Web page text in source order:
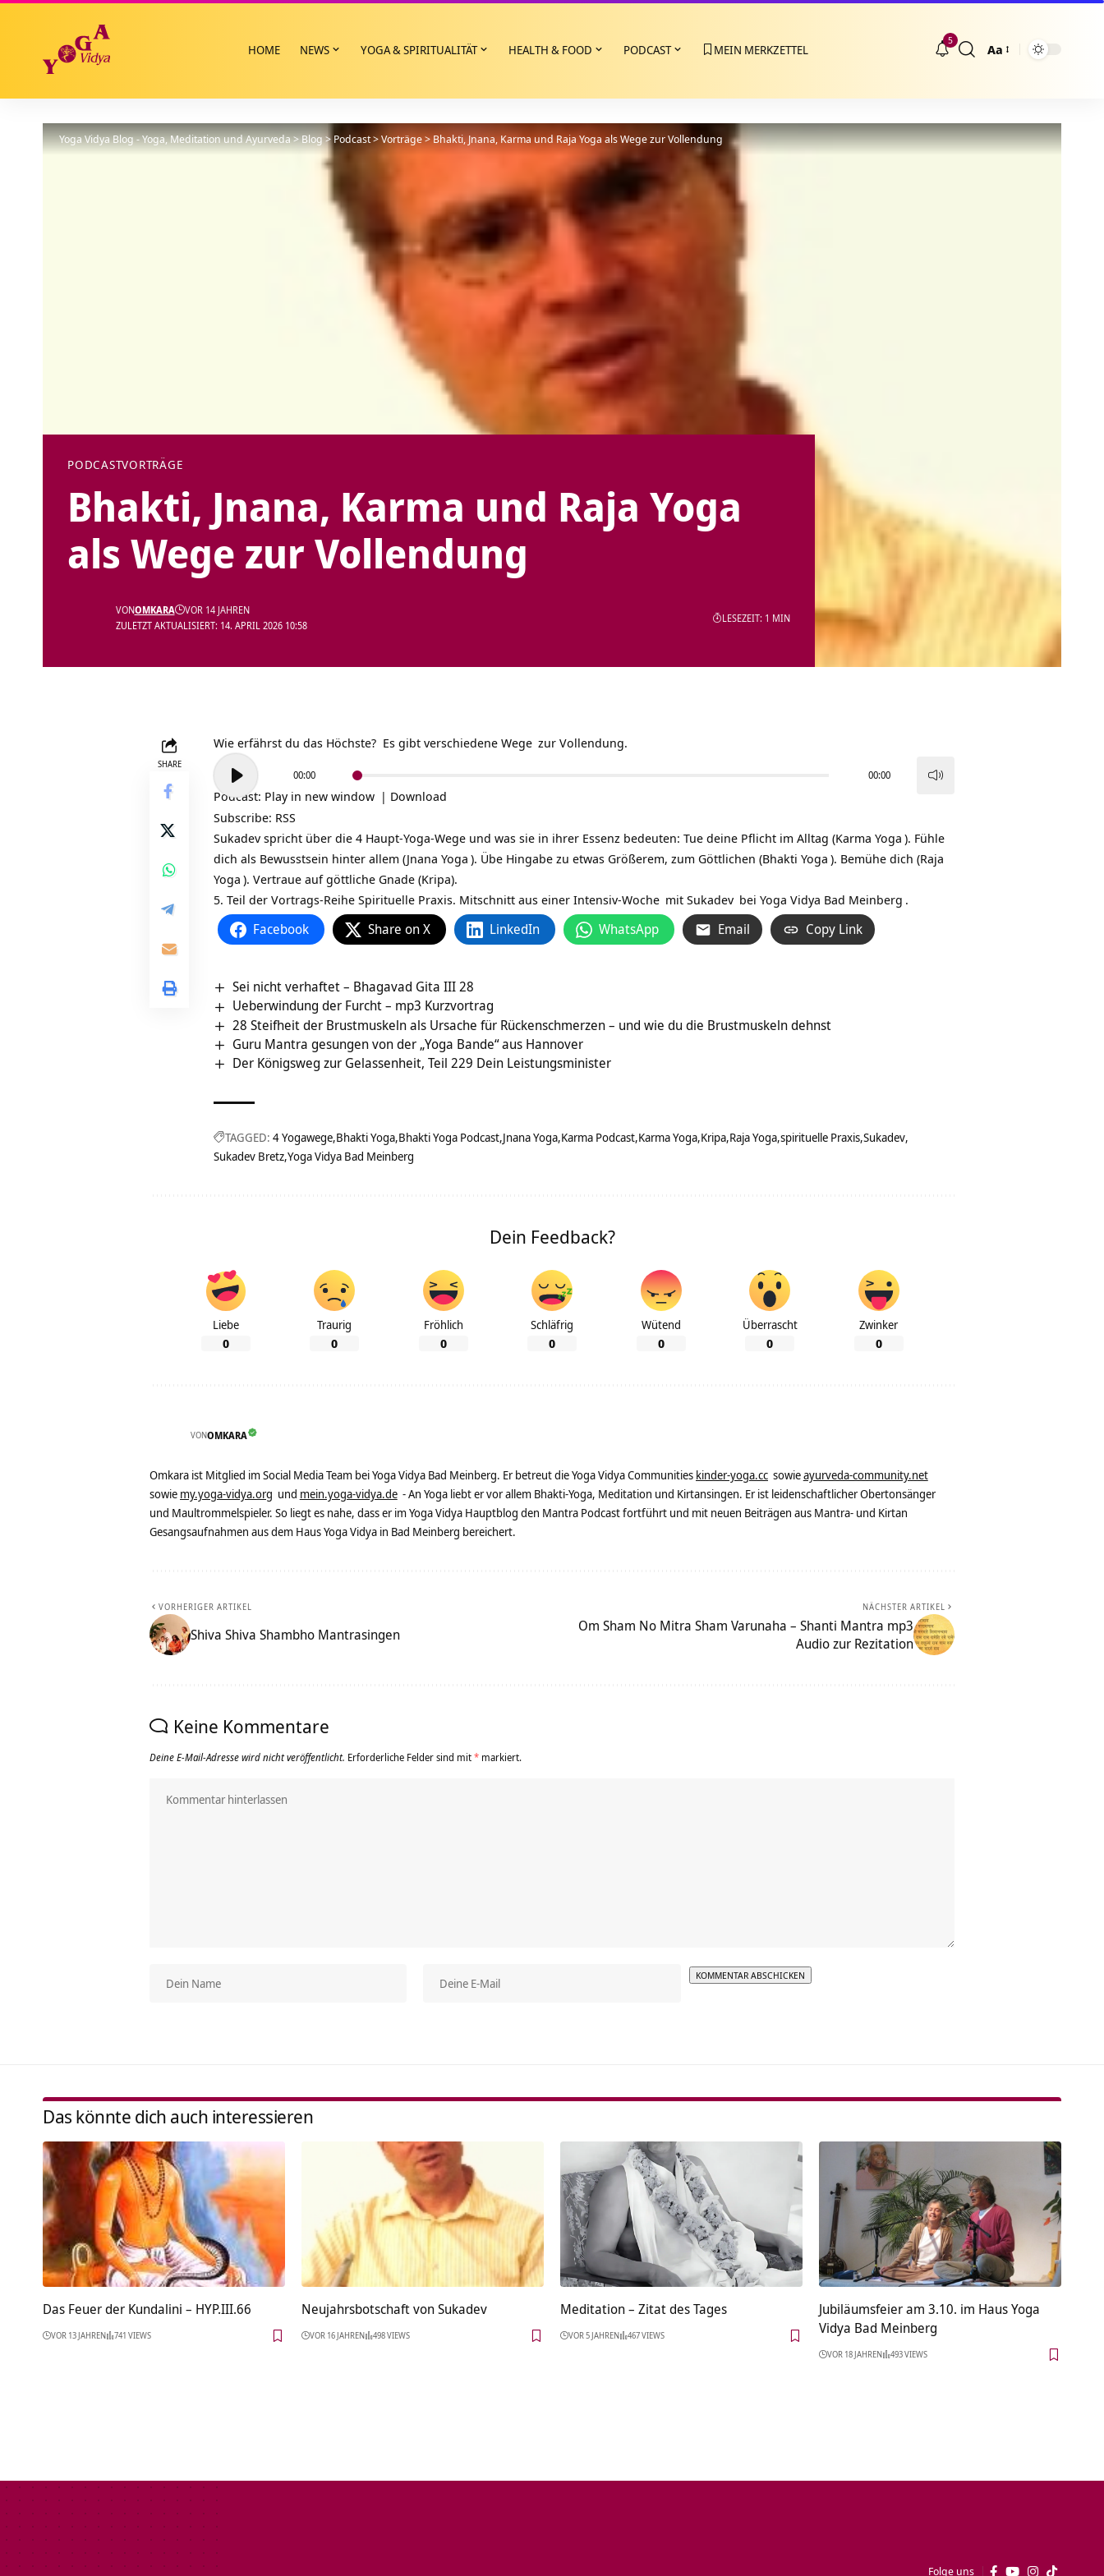
HOME NEWS YOGA & SPIRITUALITÄT HEALTH & FOOD PODCAST MEIN MERKZETTEL
5
Größenänderung
Aa
Yoga Vidya Blog - Yoga, Meditation und Ayurveda>Blog> Podcast>Vorträge>Bhakti, Jnana, Karma und Raja Yoga als Wege zur Vollendung
PODCASTVORTRÄGE
Bhakti, Jnana, Karma und Raja Yoga
als Wege zur Vollendung
ZULETZT AKTUALISIERT: 14. APRIL 2026 10:58
VONOMKARA VOR 14 JAHREN
LESEZEIT: 1 MIN
SHARE
Wie erfährst du das Höchste? Es gibt verschiedene Wege zur Vollendung.
Audio-
Player
00:00 00:00
Podcast: Play in new window | Download
Subscribe: RSS
Sukadev spricht über die 4 Haupt-Yoga-Wege und was sie in ihrer Essenz bedeuten: Tue deine Pflicht im Alltag (Karma Yoga ). Fühle
dich als Bewusstsein hinter allem (Jnana Yoga ). Übe Hingabe zu etwas Größerem, zum Göttlichen (Bhakti Yoga ). Bemühe dich (Raja
Yoga ). Vertraue auf göttliche Gnade (Kripa).
5. Teil der Vortrags-Reihe Spirituelle Praxis. Mitschnitt aus einer Intensiv-Woche mit Sukadev bei Yoga Vidya Bad Meinberg .
Facebook Share on X LinkedIn WhatsApp Email Copy Link
Sei nicht verhaftet – Bhagavad Gita III 28
Ueberwindung der Furcht – mp3 Kurzvortrag
28 Steifheit der Brustmuskeln als Ursache für Rückenschmerzen – und wie du die Brustmuskeln dehnst
Guru Mantra gesungen von der „Yoga Bande“ aus Hannover
Der Königsweg zur Gelassenheit, Teil 229 Dein Leistungsminister
TAGGED: 4 Yogawege Bhakti Yoga Bhakti Yoga Podcast Jnana Yoga Karma Podcast Karma Yoga Kripa Raja Yoga spirituelle Praxis Sukadev
Sukadev Bretz Yoga Vidya Bad Meinberg
Dein Feedback?
Liebe
0
Traurig
0
Fröhlich
0
Schläfrig
0
Wütend
0
Überrascht
0
Zwinker
0
VONOMKARA
Omkara ist Mitglied im Social Media Team bei Yoga Vidya Bad Meinberg. Er betreut die Yoga Vidya Communities kinder-yoga.cc sowieayurveda-community.net
sowie my.yoga-vidya.org und mein.yoga-vidya.de - An Yoga liebt er vor allem Bhakti-Yoga, Meditation und Kirtansingen. Er ist leidenschaftlicher Obertonsänger
und Maultrommelspieler. So liegt es nahe, dass er im Yoga Vidya Hauptblog den Mantra Podcast fortführt und mit neuen Beiträgen aus Mantra- und Kirtan
Gesangsaufnahmen aus dem Haus Yoga Vidya in Bad Meinberg bereichert.
VORHERIGER ARTIKEL
Shiva Shiva Shambho Mantrasingen
NÄCHSTER ARTIKEL
Om Sham No Mitra Sham Varunaha – Shanti Mantra mp3
Audio zur Rezitation
Keine Kommentare
Deine E-Mail-Adresse wird nicht veröffentlicht. Erforderliche Felder sind mit* markiert.
Das könnte dich auch interessieren
Das Feuer der Kundalini – HYP.III.66
VOR 13 JAHREN 741 VIEWS
Neujahrsbotschaft von Sukadev
VOR 16 JAHREN 498 VIEWS
Meditation – Zitat des Tages
VOR 5 JAHREN 467 VIEWS
Jubiläumsfeier am 3.10. im Haus Yoga
Vidya Bad Meinberg
VOR 18 JAHREN 493 VIEWS
Folge uns